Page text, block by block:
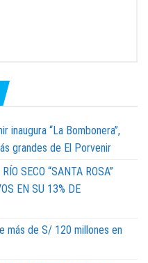
inaugura “La Bombonera”,
grandes de El Porvenir
SECO “SANTA ROSA”
EN SU 13% DE
más de S/ 120 millones en